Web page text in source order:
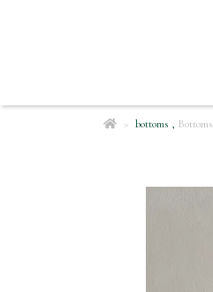
bottoms , Bottoms